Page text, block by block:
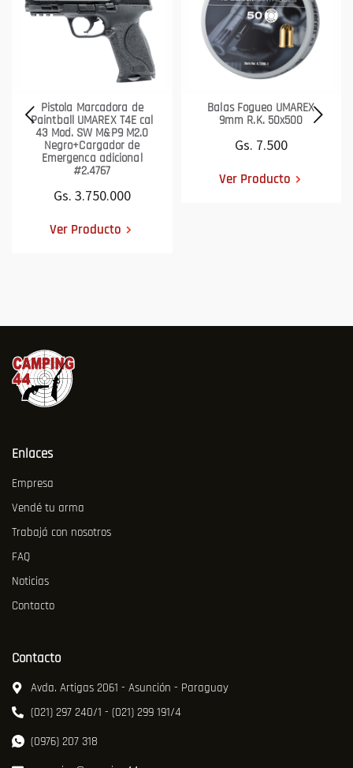
Pistola Marcadora de
Paintball UMAREX T4E cal
43 Mod. SW M&P9 M2.0
Negro+Cargador de
Emergenca adicional
#2.4767
Gs. 3.750.000
Ver Producto
Balas Fogueo UMAREX
9mm R.K. 50x500
Gs. 7.500
Ver Producto
Enlaces
Empresa
Vendé tu arma
Trabajá con nosotros
FAQ
Noticias
Contacto
Contacto
Avda. Artigas 2061 - Asunción - Paraguay
(021) 297 240/1 - (021) 299 191/4
(0976) 207 318